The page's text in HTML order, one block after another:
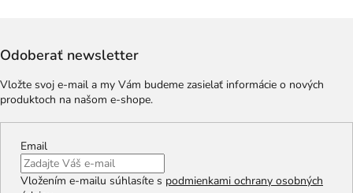
Odoberať newsletter
Vložte svoj e-mail a my Vám budeme zasielať informácie o nových
produktoch na našom e-shope.
Email
Vložením e-mailu súhlasíte s podmienkami ochrany osobných